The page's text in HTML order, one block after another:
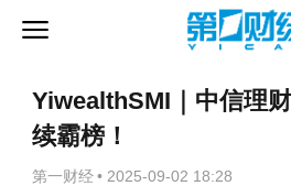
YiwealthSMI｜中信理
续霸榜！
第一财经 • 2025-09-02 18:28